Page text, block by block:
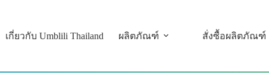
เกี่ยวกับ Umblili Thailand ผลิตภัณฑ์ สั่งซื้อผลิตภัณฑ์